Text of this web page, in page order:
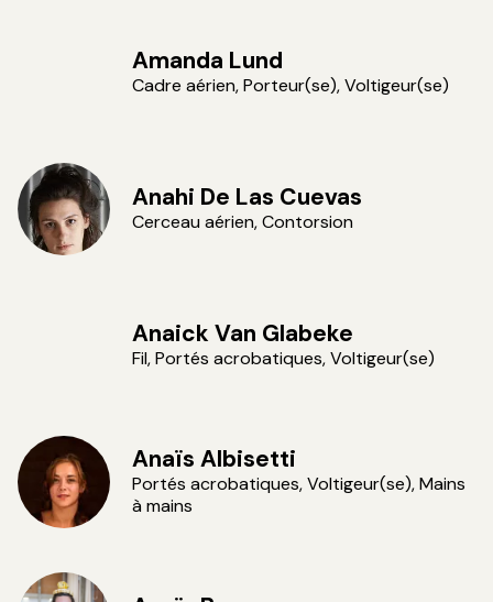
Amanda Lund
Cadre aérien, Porteur(se), Voltigeur(se)
Anahi De Las Cuevas
Cerceau aérien, Contorsion
Anaick Van Glabeke
Fil, Portés acrobatiques, Voltigeur(se)
Anaïs Albisetti
Portés acrobatiques, Voltigeur(se), Mains
à mains